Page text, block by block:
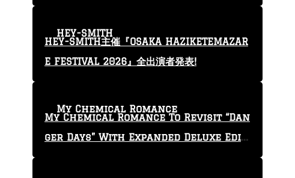
HEY-SMITH主催『OSAKA HAZIKETEMAZAR
E FESTIVAL 2026』全出演者発表!
HEY-SMITH
My Chemical Romance To Revisit “Dan
ger Days” With Expanded Deluxe Editi
My Chemical Romance